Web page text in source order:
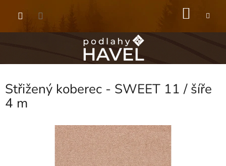
Střižený koberec - SWEET 11 / šíře
4 m